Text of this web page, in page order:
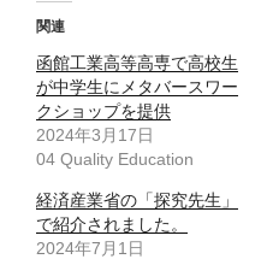
関連
函館工業高等高専で高校生
が中学生にメタバースワー
クショップを提供
2024年3月17日
04 Quality Education
経済産業省の「探究先生」
で紹介されました。
2024年7月1日